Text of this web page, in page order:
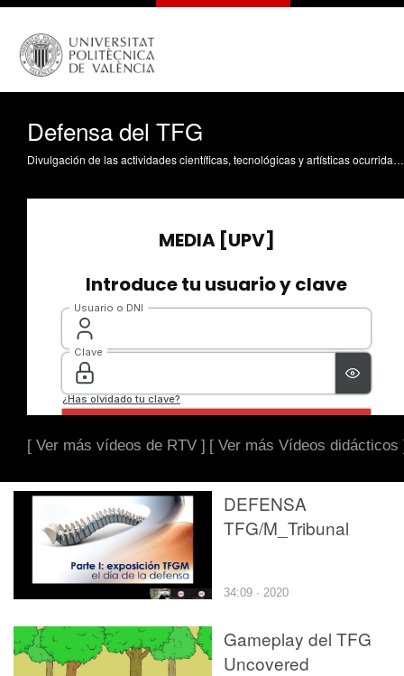
Defensa del TFG
Divulgación de las actividades científicas, tecnológicas y artísticas ocurridas en los tres campus de la UPV
[ Ver más vídeos de RTV ] [ Ver más Vídeos didácticos
DEFENSA
TFG/M_Tribunal
34:09 · 2020
Gameplay del TFG
Uncovered